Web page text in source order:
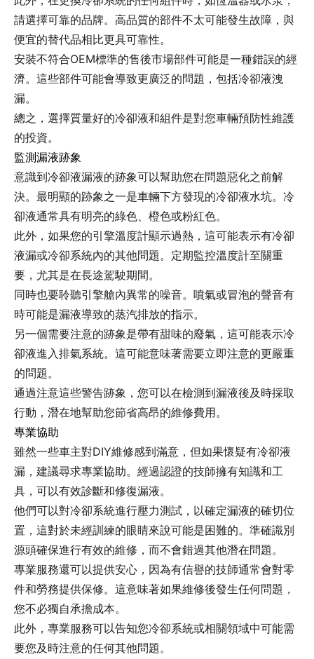
請選擇可靠的品牌。高品質的部件不太可能發生故障，與
便宜的替代品相比更具可靠性。
安裝不符合OEM標準的售後市場部件可能是一種錯誤的經
濟。這些部件可能會導致更廣泛的問題，包括冷卻液洩
漏。
總之，選擇質量好的冷卻液和組件是對您車輛預防性維護
的投資。
監測漏液跡象
意識到冷卻液漏液的跡象可以幫助您在問題惡化之前解
決。最明顯的跡象之一是車輛下方發現的冷卻液水坑。冷
卻液通常具有明亮的綠色、橙色或粉紅色。
此外，如果您的引擎溫度計顯示過熱，這可能表示有冷卻
液漏或冷卻系統內的其他問題。定期監控溫度計至關重
要，尤其是在長途駕駛期間。
同時也要聆聽引擎艙內異常的噪音。噴氣或冒泡的聲音有
時可能是漏液導致的蒸汽排放的指示。
另一個需要注意的跡象是帶有甜味的廢氣，這可能表示冷
卻液進入排氣系統。這可能意味著需要立即注意的更嚴重
的問題。
通過注意這些警告跡象，您可以在檢測到漏液後及時採取
行動，潛在地幫助您節省高昂的維修費用。
專業協助
雖然一些車主對DIY維修感到滿意，但如果懷疑有冷卻液
漏，建議尋求專業協助。經過認證的技師擁有知識和工
具，可以有效診斷和修復漏液。
他們可以對冷卻系統進行壓力測試，以確定漏液的確切位
置，這對於未經訓練的眼睛來說可能是困難的。準確識別
源頭確保進行有效的維修，而不會錯過其他潛在問題。
專業服務還可以提供安心，因為有信譽的技師通常會對零
件和勞務提供保修。這意味著如果維修後發生任何問題，
您不必獨自承擔成本。
此外，專業服務可以告知您冷卻系統或相關領域中可能需
要您及時注意的任何其他問題。